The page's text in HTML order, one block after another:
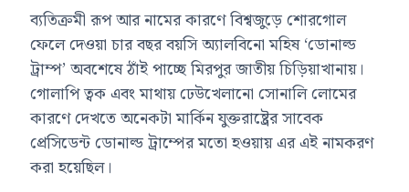
ব্যতিক্রমী রূপ আর নামের কারণে বিশ্বজুড়ে শোরগোল
ফেলে দেওয়া চার বছর বয়সি অ্যালবিনো মহিষ ‘ডোনাল্ড
ট্রাম্প’ অবশেষে ঠাঁই পাচ্ছে মিরপুর জাতীয় চিড়িয়াখানায়।
গোলাপি ত্বক এবং মাথায় ঢেউখেলানো সোনালি লোমের
কারণে দেখতে অনেকটা মার্কিন যুক্তরাষ্ট্রের সাবেক
প্রেসিডেন্ট ডোনাল্ড ট্রাম্পের মতো হওয়ায় এর এই নামকরণ
করা হয়েছিল।